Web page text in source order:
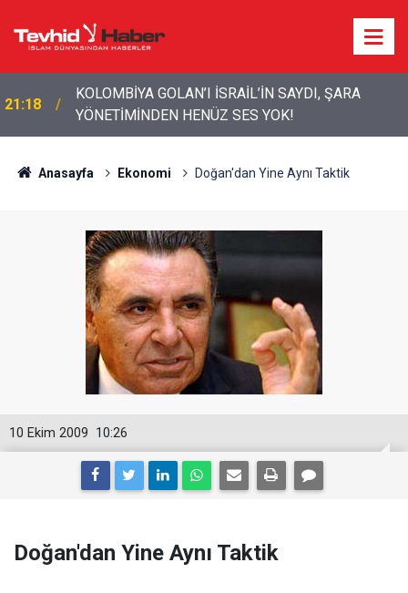
20:12
İRAN’DA KOMUTA KADEMESİ YENİLENDİ: 6 KRİTİK
ATAMA
Anasayfa Ekonomi Doğan'dan Yine Aynı Taktik
10:26
10 Ekim 2009
Doğan'dan Yine Aynı Taktik